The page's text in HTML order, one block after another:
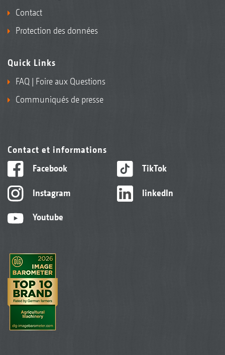
Contact
Protection des données
Quick Links
FAQ | Foire aux Questions
Communiqués de presse
Contact et informations
Facebook
Instagram
Youtube
TikTok
linkedIn